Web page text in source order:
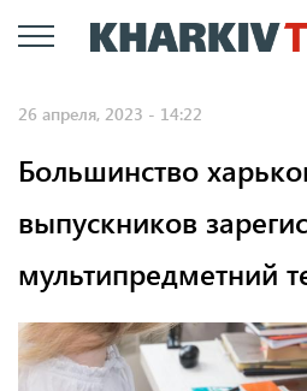
к
26 апреля, 2023 - 14:22
Большинство
выпускников
мультипредметний